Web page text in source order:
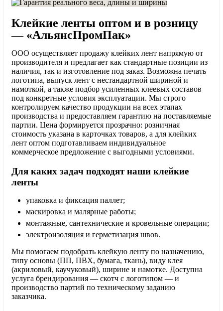
200,20 ₽
имеет
вариаций.
Опции
можно
на
странице
товара.
Клейкие ленты оптом и в розницу
— «АльянсПромПак»
ООО осуществляет продажу клейких лент напрямую от
производителя и предлагает как стандартные позиции из
наличия, так и изготовление под заказ. Возможна печать
логотипа, выпуск лент с нестандартной шириной и
намоткой, а также подбор усиленных клеевых составов
под конкретные условия эксплуатации. Мы строго
контролируем качество продукции на всех этапах
производства и предоставляем гарантию на поставляемые
партии. Цена формируется прозрачно: розничная
стоимость указана в карточках товаров, а для клейких
лент оптом подготавливаем индивидуальное
коммерческое предложение с выгодными условиями.
Для каких задач подходят наши клейкие
ленты
упаковка и фиксация паллет;
маскировка и малярные работы;
монтажные, сантехнические и кровельные операции;
электроизоляция и герметизация швов.
Мы помогаем подобрать клейкую ленту по назначению,
типу основы (ПП, ПВХ, бумага, ткань), виду клея
(акриловый, каучуковый), ширине и намотке. Доступна
услуга брендирования — скотч с логотипом — и
производство партий по техническому заданию
заказчика.